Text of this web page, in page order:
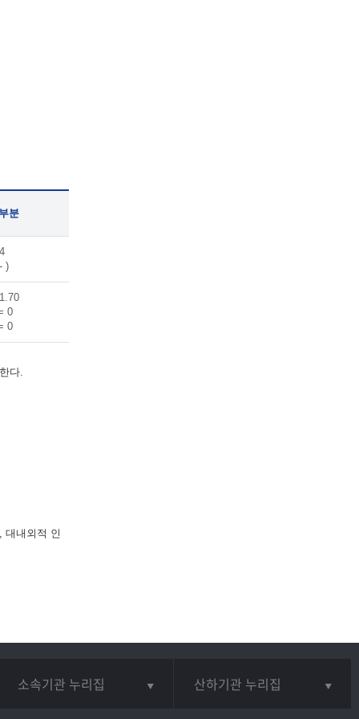
분
)
0
0
다.
대내외적 인
소속기관 누리집 산하기관 누리집